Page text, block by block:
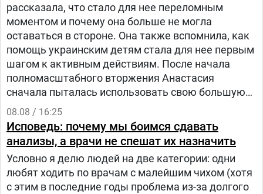
рассказала, что стало для нее переломным
моментом и почему она больше не могла
оставаться в стороне. Она также вспомнила, как
помощь украинским детям стала для нее первым
шагом к активным действиям. После начала
полномасштабного вторжения Анастасия
сначала пыталась использовать свою большую
русскоязычную аудиторию, чтобы объяснять
людям в России, что на самом деле происходит в
Украине.
08.08 / 16:25
Исповедь: почему мы боимся сдавать
анализы, а врачи не спешат их назначить
Условно я делю людей на две категории: одни
любят ходить по врачам с малейшим чихом (хотя
с этим в последние годы проблема из-за долгого